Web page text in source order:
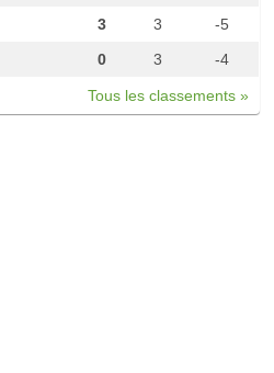
3 3
-5
0 3 -4
Tous les classements »